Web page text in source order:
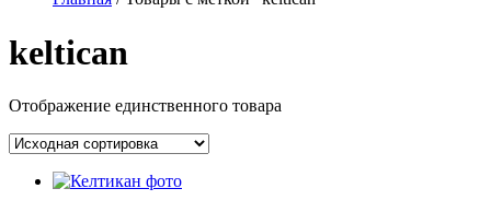
keltican
Отображение единственного товара